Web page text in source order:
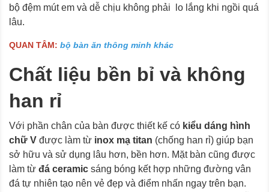
bộ đệm mút em và dễ chịu không phải lo lắng khi ngồi quá
lâu.
QUAN TÂM: bộ bàn ăn thông minh khác
Chất liệu bền bỉ và không
han rỉ
Với phần chân của bàn được thiết kế có kiểu dáng hình
chữ V được làm từ inox mạ titan (chống han rỉ) giúp bạn
sở hữu và sử dụng lâu hơn, bền hơn. Mặt bàn cũng được
làm từ đá ceramic sáng bóng kết hợp những đường vân
đá tự nhiên tạo nên vẻ đẹp và điểm nhấn ngay trên bạn.